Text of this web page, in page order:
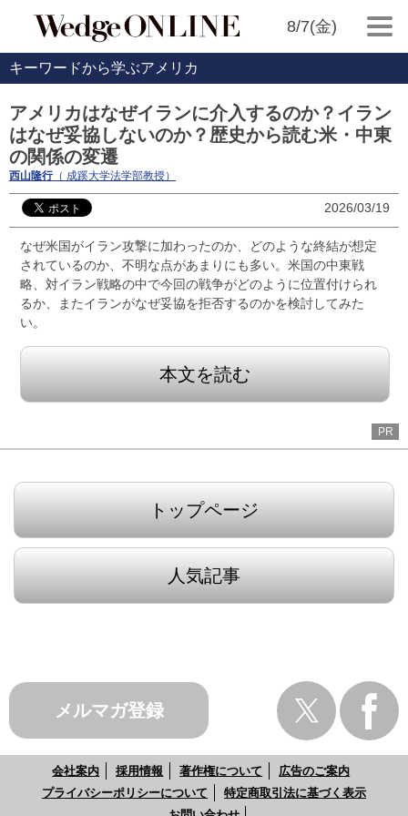
8/7(金)
キーワードから学ぶアメリカ
アメリカはなぜイランに介入するのか？イラン
はなぜ妥協しないのか？歴史から読む米・中東
の関係の変遷
西山隆行（ 成蹊大学法学部教授）
2026/03/19
なぜ米国がイラン攻撃に加わったのか、どのような終結が想定
されているのか、不明な点があまりにも多い。米国の中東戦
略、対イラン戦略の中で今回の戦争がどのように位置付けられ
るか、またイランがなぜ妥協を拒否するのかを検討してみた
い。
本文を読む
PR
トップページ
人気記事
メルマガ登録
会社案内 採用情報 著作権について
広告のご案内
プライバシーポリシーについて
特定商取引法に基づく表示